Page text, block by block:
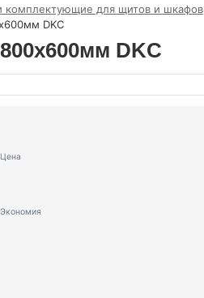
комплектующие для щитов и шкафов
DKC
DKC
Цена
Экономия